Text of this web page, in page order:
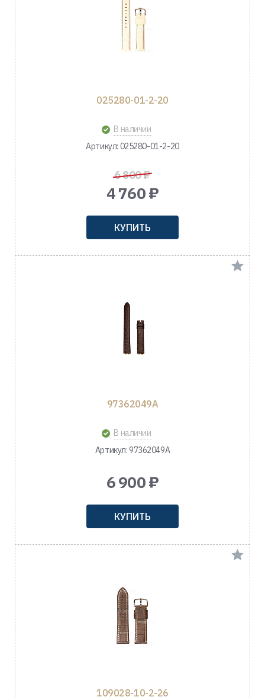
025280-01-2-20
В наличии
Артикул: 025280-01-2-20
6 800 ₽
4 760 ₽
КУПИТЬ
97362049A
В наличии
Артикул: 97362049A
6 900 ₽
КУПИТЬ
109028-10-2-26